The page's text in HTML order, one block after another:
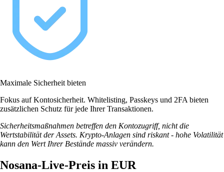
Maximale Sicherheit bieten
Fokus auf Kontosicherheit. Whitelisting, Passkeys und 2FA bieten
zusätzlichen Schutz für jede Ihrer Transaktionen.
Sicherheitsmaßnahmen betreffen den Kontozugriff, nicht die
Wertstabilität der Assets. Krypto-Anlagen sind riskant - hohe Volatilität
kann den Wert Ihrer Bestände massiv verändern.
Nosana-Live-Preis in EUR